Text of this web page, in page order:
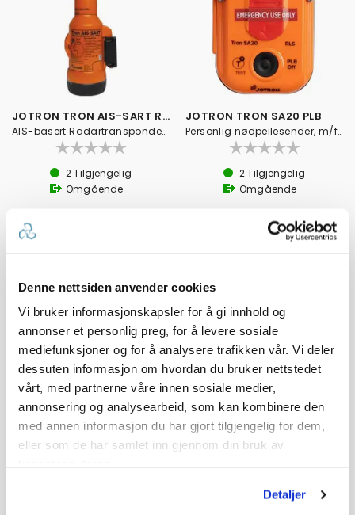
Denne nettsiden anvender cookies
Vi bruker informasjonskapsler for å gi innhold og
annonser et personlig preg, for å levere sosiale
mediefunksjoner og for å analysere trafikken vår. Vi deler
dessuten informasjon om hvordan du bruker nettstedet
vårt, med partnerne våre innen sosiale medier,
annonsering og analysearbeid, som kan kombinere den
med annen informasjon du har gjort tilgjengelig for dem,
eller som de har samlet inn gjennom din bruk av
Detaljer
JOTRON TRON AIS-SART Radartransponder
AIS-basert Radartransponder m/brakett
2Tilgjengelig
Omgående
9 199,-
JOTRON TRON SA20 PLB
Personlig nødpeilesender, m/flyteveske
2Tilgjengelig
Omgående
Veil. 4 699,-
JOTRON TRON SART20 Radartransponder